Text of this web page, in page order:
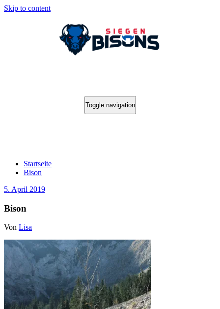
Skip to content
Toggle navigation
Startseite
Bison
5. April 2019
Bison
Von Lisa